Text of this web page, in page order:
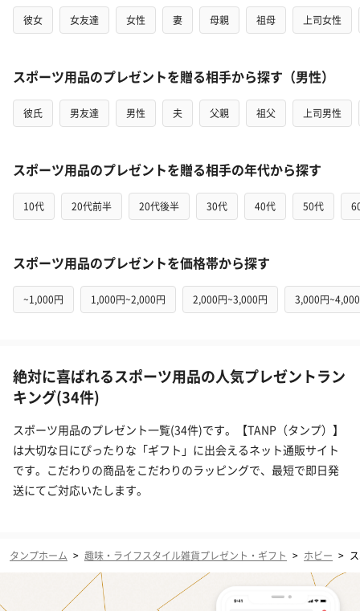
彼女 女友達 女性 妻 母親 祖母 上司女性
スポーツ用品のプレゼントを贈る相手から探す（男性）
彼氏 男友達 男性 夫 父親 祖父 上司男性
スポーツ用品のプレゼントを贈る相手の年代から探す
10代 20代前半 20代後半 30代 40代 50代
スポーツ用品のプレゼントを価格帯から探す
~1,000円 1,000円~2,000円 2,000円~3,000円 3,000円
絶対に喜ばれるスポーツ用品の人気プレゼントラン
キング(34件)
スポーツ用品のプレゼント一覧(34件)です。【TANP（タンプ）】
は大切な日にぴったりな「ギフト」に出会えるネット通販サイト
です。こだわりの商品をこだわりのラッピングで、最短で即日発
送にてご対応いたします。
タンプホーム > 趣味・ライフスタイル雑貨プレゼント・ギフト > ホビー >